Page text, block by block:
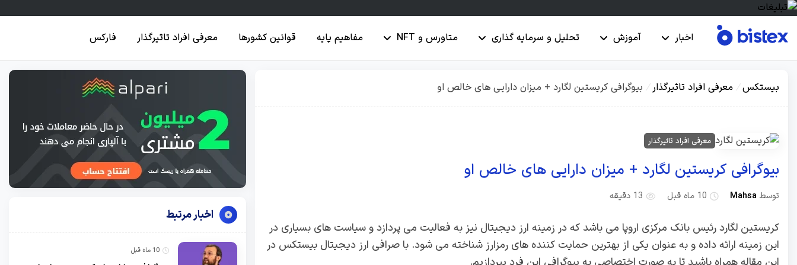
اخبار آموزش تحلیل و سرمایه گذاری متاورس و NFT مفاهیم پایه قوانین کشورها معرفی افراد تاثیرگذار فارکس
بیستکس معرفی افراد تاثیرگذار بیوگرافی کریستین لگارد + میزان دارایی های خالص او
معرفی افراد تاثیرگذار
بیوگرافی کریستین لگارد + میزان دارایی های خالص او
توسط Mahsa 10 ماه قبل 13 دقیقه
کریستین لگارد رئیس بانک مرکزی اروپا می باشد که در زمینه ارز دیجیتال نیز به فعالیت می پردازد و سیاست های بسیاری در
این زمینه ارائه داده و به عنوان یکی از بهترین حمایت کننده های رمزارز شناخته می شود. با صرافی ارز دیجیتال بیستکس در
اخبار مرتبط
10 ماه قبل